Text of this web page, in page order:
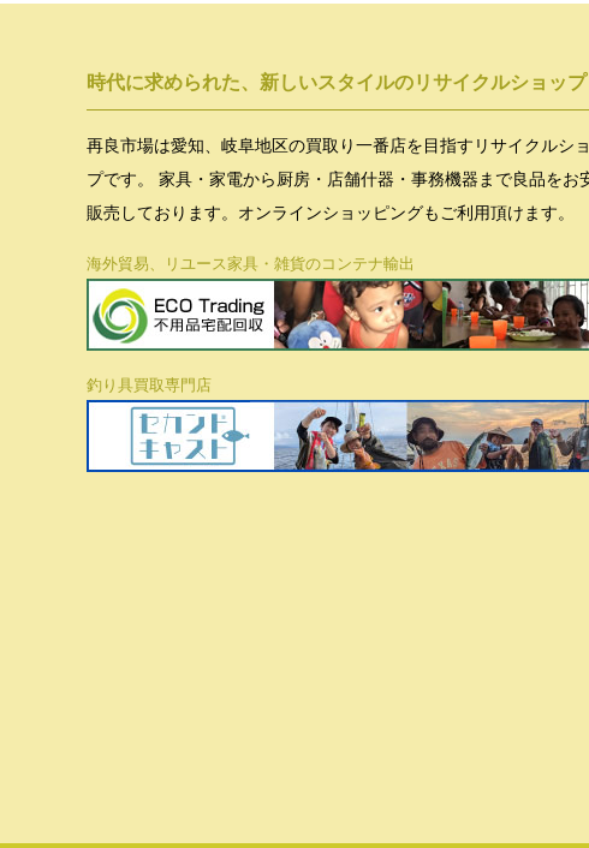
時代に求められた、新しいスタイルのリサイクルショップ
再良市場は愛知、岐阜地区の買取り一番店を目指すリサイクルシ
プです。 家具・家電から厨房・店舗什器・事務機器まで良品をお
販売しております。オンラインショッピングもご利用頂けます。
海外貿易、リユース家具・雑貨のコンテナ輸出
釣り具買取専門店